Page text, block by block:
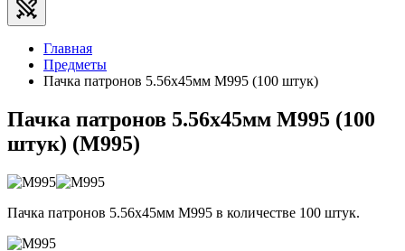
Главная
Предметы
Пачка патронов 5.56x45мм M995 (100 штук)
Пачка патронов 5.56x45мм M995 (100
штук) (M995)
Пачка патронов 5.56x45мм M995 в количестве 100 штук.